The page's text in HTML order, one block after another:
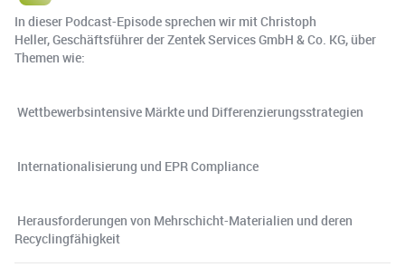
In dieser Podcast-Episode sprechen wir mit Christoph
Heller, Geschäftsführer der Zentek Services GmbH & Co. KG, über
Themen wie:
️ Wettbewerbsintensive Märkte und Differenzierungsstrategien
️ Internationalisierung und EPR Compliance
️ Herausforderungen von Mehrschicht-Materialien und deren
Recyclingfähigkeit